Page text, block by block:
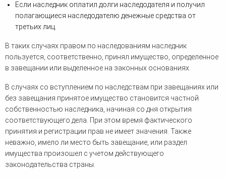
Если наследник оплатил долги наследодателя и получил
полагающиеся наследодателю денежные средства от
третьих лиц.
В таких случаях правом по наследованиям наследник
пользуется, соответственно, принял имущество, определенное
в завещании или выделенное на законных основаниях.
В случаях со вступлением по наследствам при завещаниях или
без завещания принятое имущество становится частной
собственностью наследника, начиная со дня открытия
соответствующего дела. При этом время фактического
принятия и регистрации прав не имеет значения. Также
неважно, имело ли место быть завещание, или раздел
имущества произошел с учетом действующего
законодательства страны.